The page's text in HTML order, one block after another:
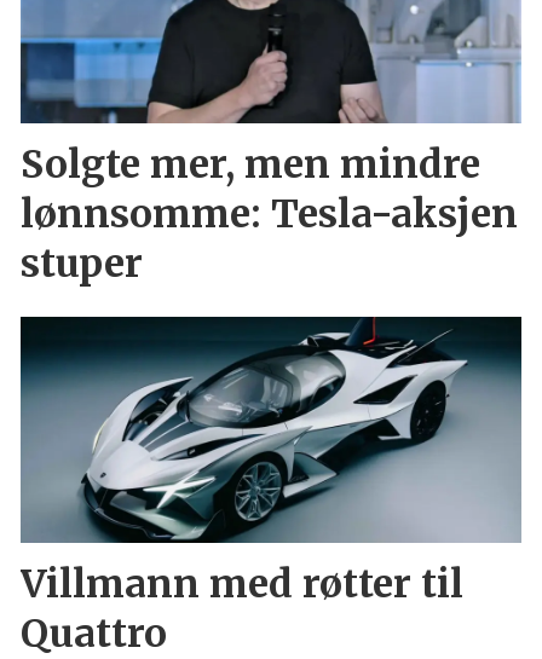
Solgte mer, men mindre
lønnsomme: Tesla-aksjen
stuper
Villmann med røtter til
Quattro